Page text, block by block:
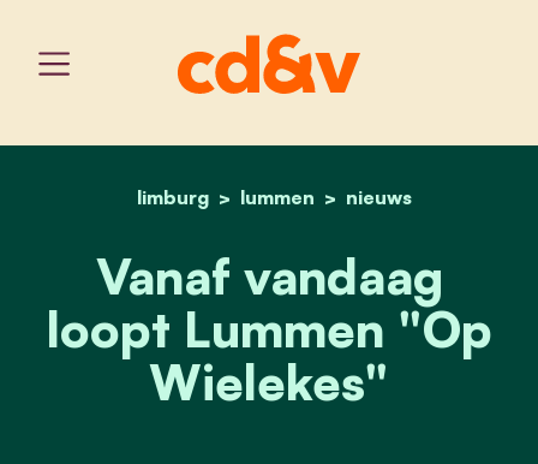
home
limburg lummen nieuws
vanaf vandaag loopt
Vanaf vandaag
loopt Lummen "Op
Wielekes"